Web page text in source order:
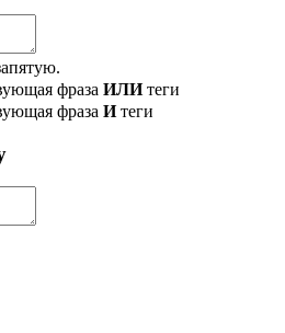
фраза ИЛИтеги
фраза Итеги